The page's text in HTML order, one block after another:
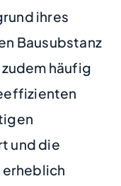
ihres
Bausubstanz
häufig
und die